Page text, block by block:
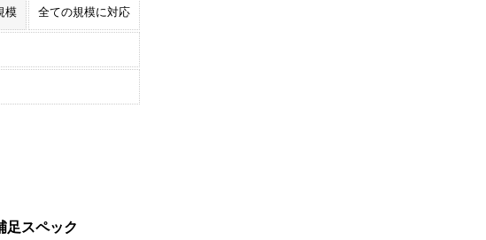
模 全ての規模に対応
足スペック